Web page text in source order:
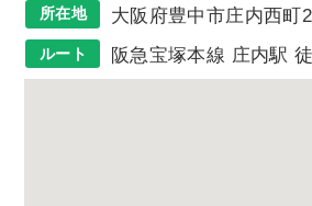
所在地 大阪府豊中市庄内西町
ルート 阪急宝塚本線 庄内駅